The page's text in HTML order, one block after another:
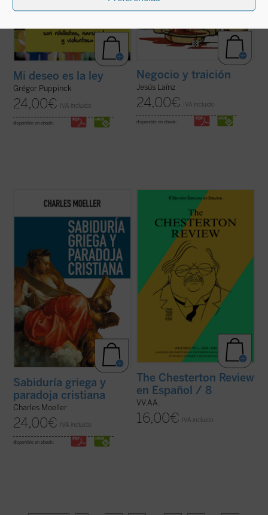
Mi deseo es la ley
Grégor Puppinck
24,00€ IVA incluido
disponible en ebook:
Negocio y traición
Jesús Laínz
24,00€ IVA incluido
disponible en ebook:
Moeller analiza y contrasta las relaciones
entre el mundo griego y el cristianismo a
del mal, del pecado y de la libertad,
ciñéndose a grandes autores como Virgilio,
Shakespeare, Platón y Dostoievski. El ...
Sabiduría griega y
paradoja cristiana
Charles Moeller
24,00€ IVA incluido
disponible en ebook:
The Chesterton Review es una publicación
periódica del Instituto G. K. Chesterton
para la Fe y Cultura fundada en el año 1974
por el Padre Ian Boyd, C.S.B. para
promover el conocimiento y la divulgación
de la figura y obra de G. K. Chesterton y ...
The Chesterton Review
en Español / 8
VV.AA.
16,00€ IVA incluido